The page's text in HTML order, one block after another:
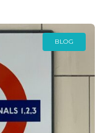
BLOG